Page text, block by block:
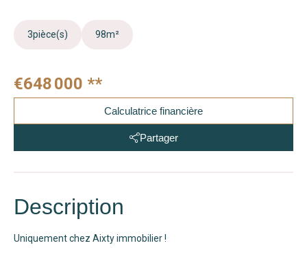
3pièce(s) 98m²
€648 000 **
Calculatrice financière
Partager
Description
Uniquement chez Aixty immobilier !